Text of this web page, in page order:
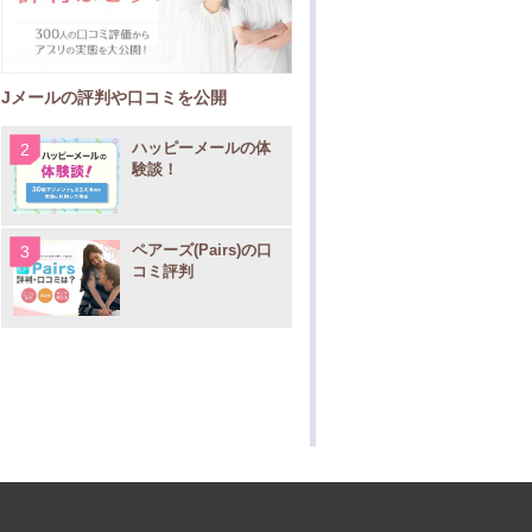
Jメールの評判や口コミを公開
ハッピーメールの体
験談！
ペアーズ(Pairs)の口
コミ評判